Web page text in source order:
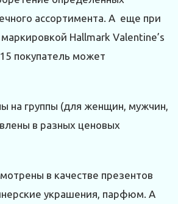
ассортимента. А еще при
Hallmark Valentine’s
покупатель может
на группы (для женщин, мужчин,
в разных ценовых
в качестве презентов
украшения, парфюм. А